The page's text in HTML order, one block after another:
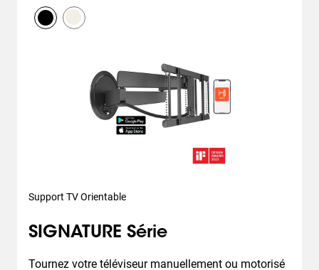
Support TV Orientable
SIGNATURE Série
Tournez votre téléviseur manuellement ou motorisé